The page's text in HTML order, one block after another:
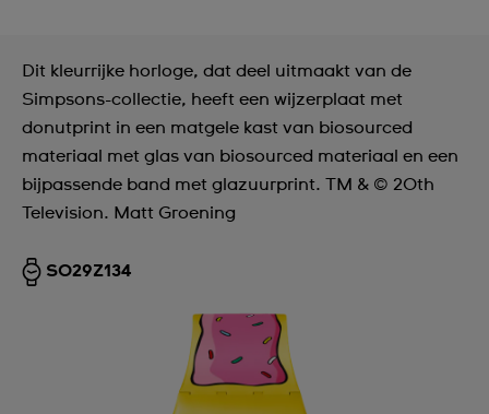
Dit kleurrijke horloge, dat deel uitmaakt van de
Simpsons-collectie, heeft een wijzerplaat met
donutprint in een matgele kast van biosourced
materiaal met glas van biosourced materiaal en een
bijpassende band met glazuurprint. TM & © 20th
Television. Matt Groening
SO29Z134